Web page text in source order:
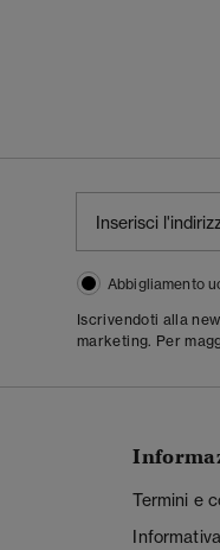
Abbigliamento
Iscrivendoti alla
marketing. Per
Termini e